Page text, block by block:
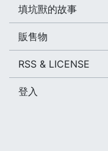
填坑獸的故事
販售物
RSS & LICENSE
登入